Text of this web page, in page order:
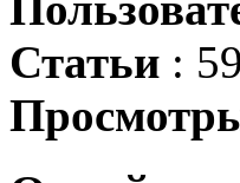
Статьи :